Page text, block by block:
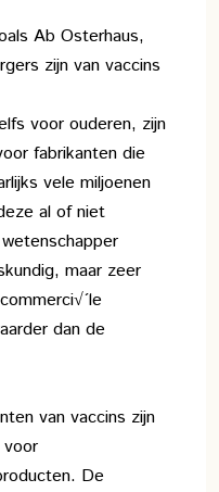
Ab Osterhaus,
zijn van vaccins
voor ouderen, zijn
fabrikanten die
vele miljoenen
al of niet
maar zeer
dan de
van vaccins zijn
voor
De